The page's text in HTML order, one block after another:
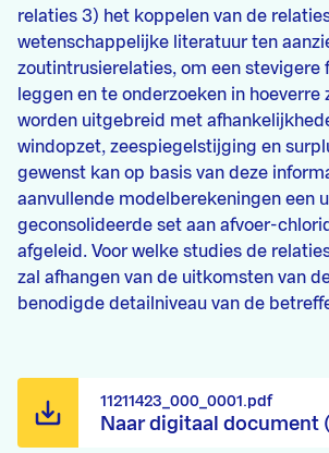
relaties 3) het koppelen van de
wetenschappelijke literatuur ten
zoutintrusierelaties, om een stevigere
leggen en te onderzoeken in hoeverre
worden uitgebreid met
windopzet, zeespiegelstijging en
gewenst kan op basis van deze
aanvullende modelberekeningen een
geconsolideerde set aan afvoer-
afgeleid. Voor welke studies de
zal afhangen van de uitkomsten van
benodigde detailniveau van de
Naar digitaal document
11211423_000_0001.pdf